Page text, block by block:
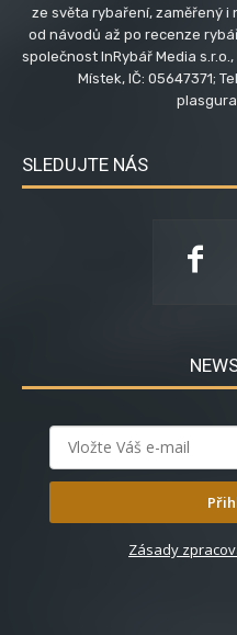
ze světa rybaření, zaměřený
od návodů až po recenze
společnost InRybář Media
Místek, IČ: 05647371;
SLEDUJTE NÁS
Zásady